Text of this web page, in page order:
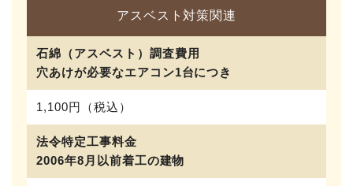
アスベスト対策関連
石綿（アスベスト）調査費用
穴あけが必要なエアコン1台につき
1,100円（税込）
法令特定工事料金
2006年8月以前着工の建物